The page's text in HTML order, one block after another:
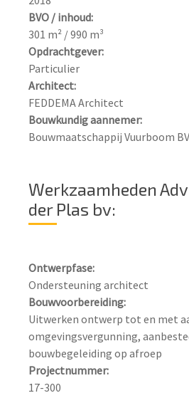
BVO / inhoud:
Opdrachtgever:
Architect:
Bouwkundig aannemer:
Bouwmaatschappij Vuurboom BV
Werkzaamheden
der Plas bv:
Ontwerpfase:
Bouwvoorbereiding:
Uitwerken ontwerp tot en met
omgevingsvergunning,
Projectnummer: